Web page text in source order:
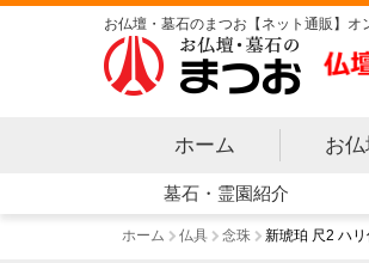
お仏壇・墓石のまつお【ネット通販】オ
ホーム お仏
墓石・霊園紹介
ホーム 仏具 念珠 新琥珀 尺2 ハ